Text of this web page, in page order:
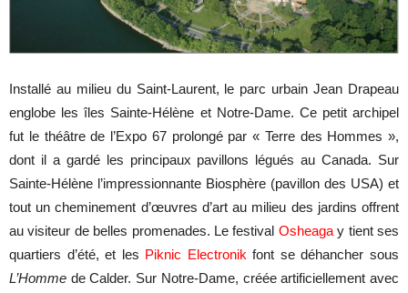
Installé au milieu du Saint-Laurent, le parc urbain Jean Drapeau
englobe les îles Sainte-Hélène et Notre-Dame. Ce petit archipel
fut le théâtre de l’Expo 67 prolongé par « Terre des Hommes »,
dont il a gardé les principaux pavillons légués au Canada. Sur
Sainte-Hélène l’impressionnante Biosphère (pavillon des USA) et
tout un cheminement d’œuvres d’art au milieu des jardins offrent
au visiteur de belles promenades. Le festival Osheagay tient ses
quartiers d’été, et les Piknic Electronik font se déhancher sous
L’Homme de Calder. Sur Notre-Dame, créée artificiellement avec